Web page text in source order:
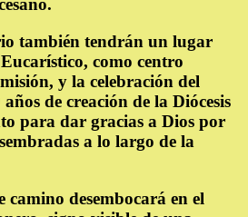
también tendrán un lugar
, como centro
y la celebración del
de creación de la Diócesis
para dar gracias a Dios por
a lo largo de la
camino desembocará en el